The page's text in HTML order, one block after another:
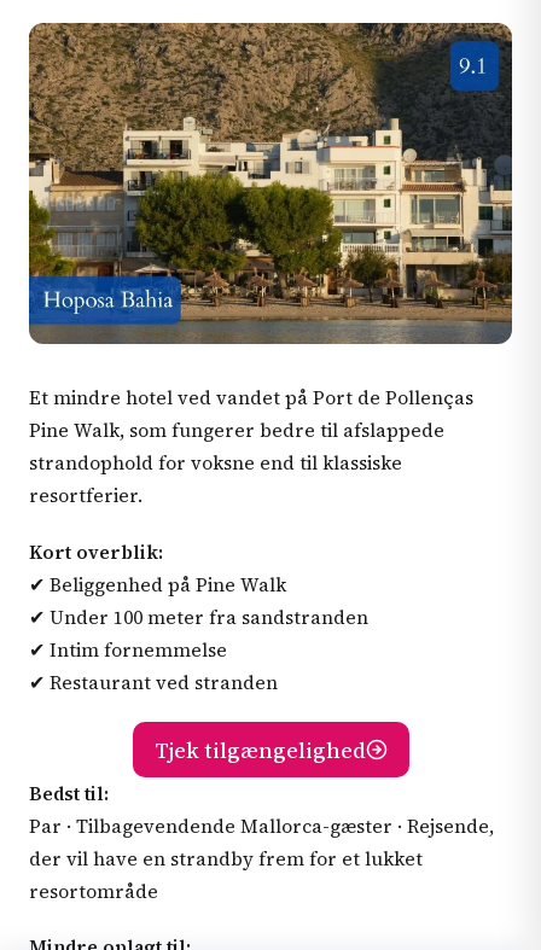
Et mindre hotel ved vandet på Port de Pollenças
Pine Walk, som fungerer bedre til afslappede
strandophold for voksne end til klassiske
resortferier.
Kort overblik:
✔ Beliggenhed på Pine Walk
✔ Under 100 meter fra sandstranden
✔ Intim fornemmelse
✔ Restaurant ved stranden
Tjek tilgængelighed
Bedst til:
Par · Tilbagevendende Mallorca-gæster · Rejsende,
der vil have en strandby frem for et lukket
resortområde